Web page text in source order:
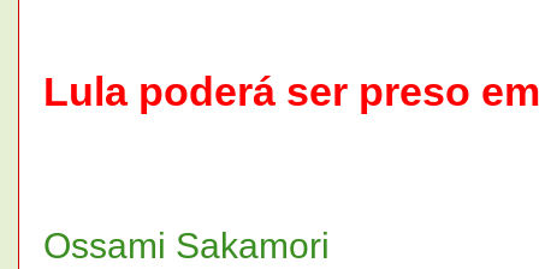
Lula poderá ser preso
Ossami Sakamori